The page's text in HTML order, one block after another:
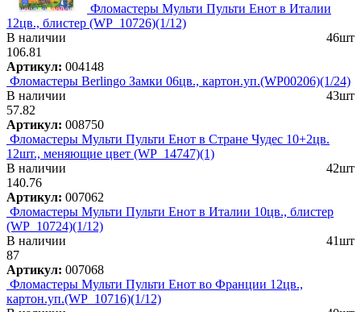
Фломастеры Мульти Пульти Енот в Италии
12цв., блистер (WP_10726)(1/12)
В наличии
46шт
106.81
Артикул: 004148
Фломастеры Berlingo Замки 06цв., картон.уп.(WP00206)(1/24)
В наличии
43шт
57.82
Артикул: 008750
Фломастеры Мульти Пульти Енот в Стране Чудес 10+2цв.
12шт., меняющие цвет (WP_14747)(1)
В наличии
42шт
140.76
Артикул: 007062
Фломастеры Мульти Пульти Енот в Италии 10цв., блистер
(WP_10724)(1/12)
В наличии
41шт
87
Артикул: 007068
Фломастеры Мульти Пульти Енот во Франции 12цв.,
картон.уп.(WP_10716)(1/12)